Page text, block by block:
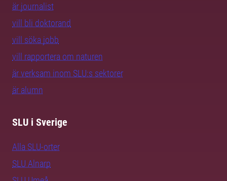
är journalist
vill bli doktorand
vill söka jobb
vill rapportera om naturen
är verksam inom SLU:s sektorer
är alumn
SLU i Sverige
Alla SLU-orter
SLU Alnarp